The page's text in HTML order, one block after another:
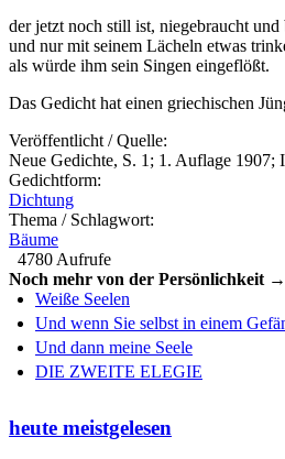
der jetzt noch still ist, niegebraucht und
und nur mit seinem Lächeln etwas
als würde ihm sein Singen eingeflößt.
Das Gedicht hat einen griechischen
Veröffentlicht / Quelle:
Neue Gedichte, S. 1; 1. Auflage 1907;
Gedichtform:
Dichtung
Thema / Schlagwort:
Bäume
4780 Aufrufe
Noch mehr von der Persönlichkeit →
Weiße Seelen
Und wenn Sie selbst in einem
Und dann meine Seele
DIE ZWEITE ELEGIE
heute meistgelesen